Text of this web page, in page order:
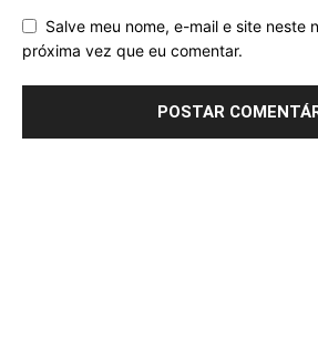
Salve meu nome, e-mail e site neste
próxima vez que eu comentar.